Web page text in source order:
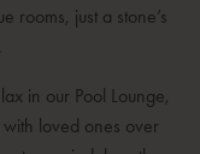
rooms, just a stone’s
in our Pool Lounge,
loved ones over